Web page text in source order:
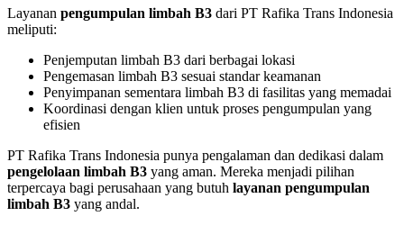
Layanan pengumpulan limbah B3 dari PT Rafika Trans Indonesia
meliputi:
Penjemputan limbah B3 dari berbagai lokasi
Pengemasan limbah B3 sesuai standar keamanan
Penyimpanan sementara limbah B3 di fasilitas yang memadai
Koordinasi dengan klien untuk proses pengumpulan yang
efisien
PT Rafika Trans Indonesia punya pengalaman dan dedikasi dalam
pengelolaan limbah B3 yang aman. Mereka menjadi pilihan
terpercaya bagi perusahaan yang butuh layanan pengumpulan
limbah B3 yang andal.